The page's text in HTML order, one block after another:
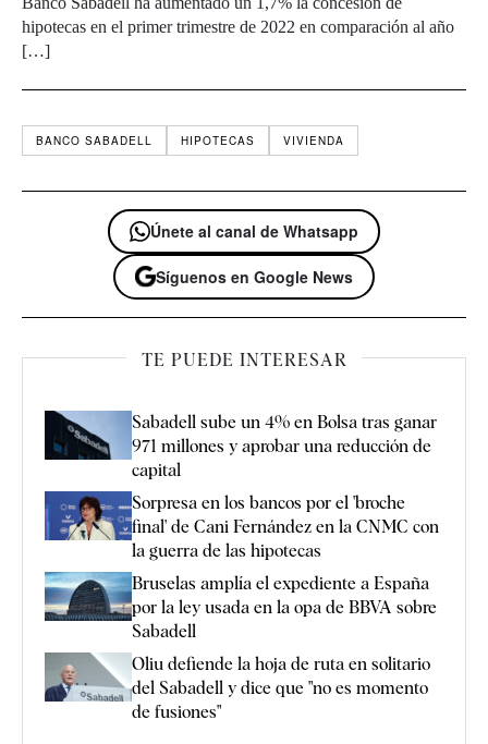
hipotecas en el primer trimestre de 2022 en comparación al año
[…]
BANCO SABADELL HIPOTECAS VIVIENDA
Únete al canal de Whatsapp
Síguenos en Google News
TE PUEDE INTERESAR
Sabadell sube un 4% en Bolsa tras ganar
971 millones y aprobar una reducción de
capital
Sorpresa en los bancos por el 'broche
final' de Cani Fernández en la CNMC con
la guerra de las hipotecas
Bruselas amplía el expediente a España
por la ley usada en la opa de BBVA sobre
Sabadell
Oliu defiende la hoja de ruta en solitario
del Sabadell y dice que "no es momento
de fusiones"